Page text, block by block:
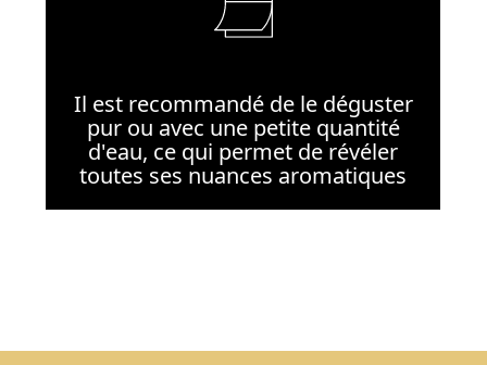
Il est recommandé de le déguster
pur ou avec une petite quantité
d'eau, ce qui permet de révéler
toutes ses nuances aromatiques